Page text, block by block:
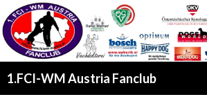
1.FCI-WM Austria Fanclub